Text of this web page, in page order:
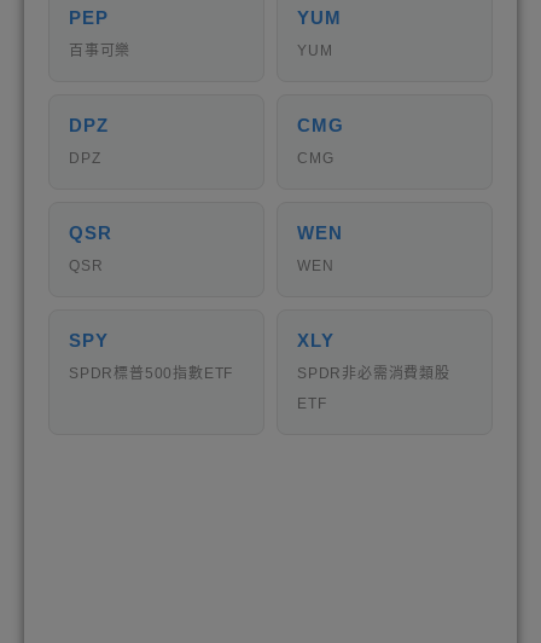
PEP
百事可樂
YUM
YUM
DPZ
DPZ
CMG
CMG
QSR
QSR
WEN
WEN
SPY
SPDR標普500指數ETF
XLY
SPDR非必需消費類股
ETF